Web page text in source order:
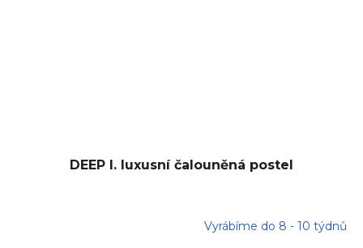
DEEP I. luxusní čalouněná postel
Vyrábíme do 8 - 10 týdnů